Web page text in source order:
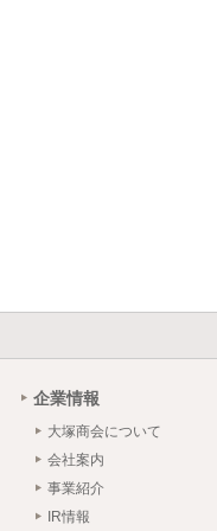
企業情報
大塚商会について
会社案内
事業紹介
IR情報